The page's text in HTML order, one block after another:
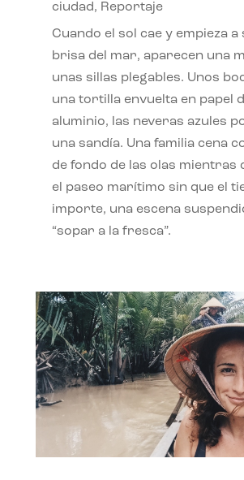
ciudad, Reportaje
Cuando el sol cae y empieza a
brisa del mar, aparecen una
unas sillas plegables. Unos
una tortilla envuelta en papel
aluminio, las neveras azules
una sandía. Una familia cena
de fondo de las olas mientras
el paseo marítimo sin que el
importe, una escena
“sopar a la fresca”.